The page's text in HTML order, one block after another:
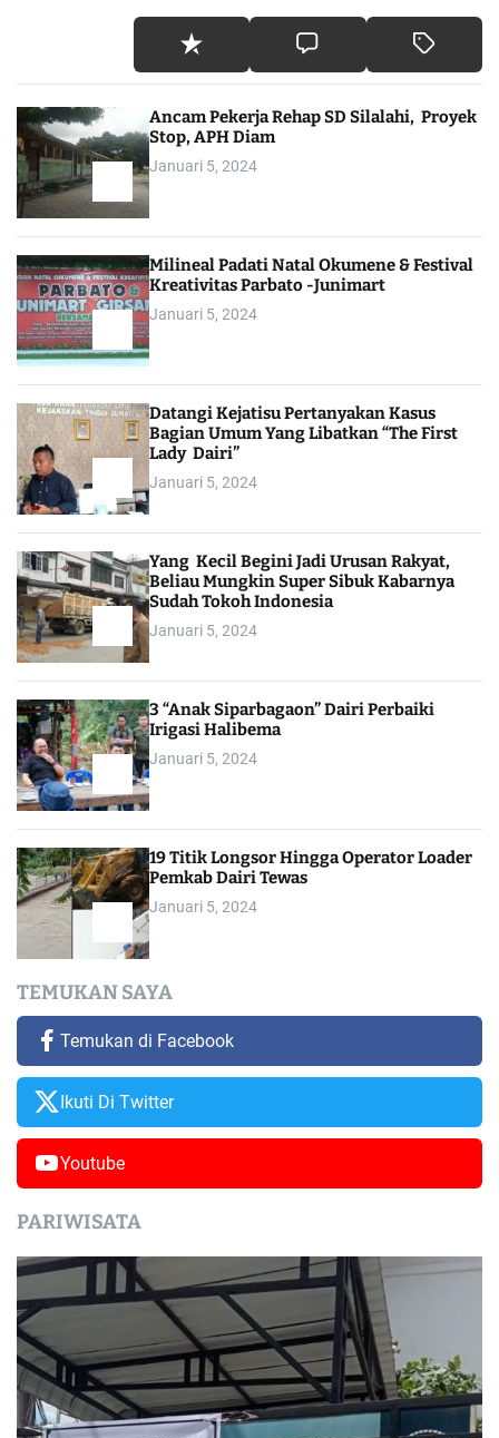
Ancam Pekerja Rehap SD Silalahi, Proyek
Stop, APH Diam
Januari 5, 2024
Milineal Padati Natal Okumene & Festival
Kreativitas Parbato -Junimart
Januari 5, 2024
Datangi Kejatisu Pertanyakan Kasus
Bagian Umum Yang Libatkan “The First
Lady Dairi”
Januari 5, 2024
Yang Kecil Begini Jadi Urusan Rakyat,
Beliau Mungkin Super Sibuk Kabarnya
Sudah Tokoh Indonesia
Januari 5, 2024
3 “Anak Siparbagaon” Dairi Perbaiki
Irigasi Halibema
Januari 5, 2024
19 Titik Longsor Hingga Operator Loader
Pemkab Dairi Tewas
Januari 5, 2024
TEMUKAN SAYA
Temukan di Facebook
Ikuti Di Twitter
Youtube
PARIWISATA